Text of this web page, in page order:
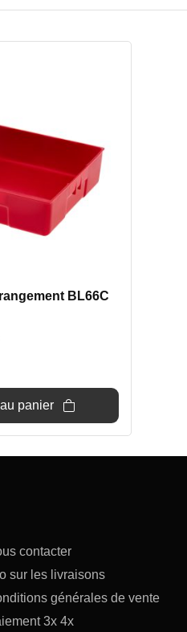
BL66C
panier
contacter
sur les livraisons
générales de vente
3x 4x